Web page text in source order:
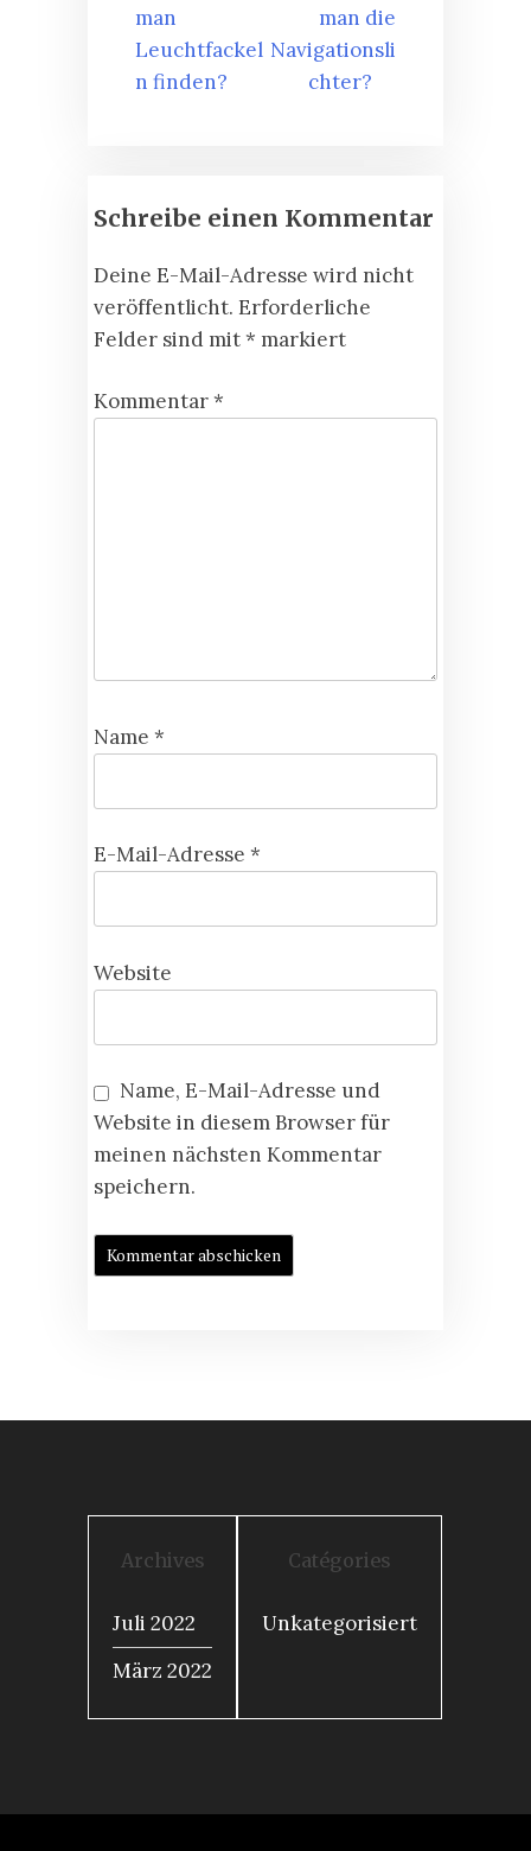
man
Leuchtfackel
n finden?
man die
Navigationsli
chter?
Schreibe einen Kommentar
Deine E-Mail-Adresse wird nicht
veröffentlicht. Erforderliche
Felder sind mit* markiert
Kommentar*
Name *
E-Mail-Adresse *
Website
Name, E-Mail-Adresse und
Website in diesem Browser für
meinen nächsten Kommentar
speichern.
Archives
Juli 2022
März 2022
Catégories
Unkategorisiert